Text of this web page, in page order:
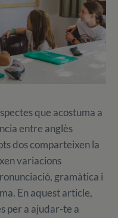
que acostuma a
entre anglès
dos comparteixen la
variacions
gramàtica i
En aquest article,
per a ajudar-te a